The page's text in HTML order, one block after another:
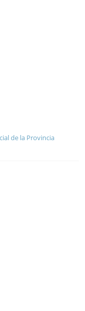
de la Provincia